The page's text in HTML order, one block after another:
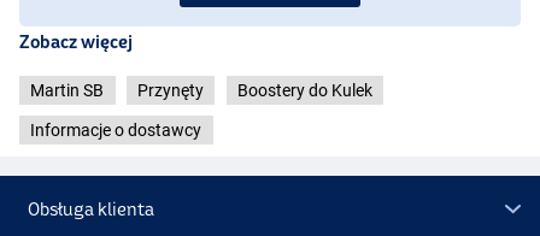
Zobacz więcej
Martin SB Przynęty Boostery do Kulek
Informacje o dostawcy
Obsługa klienta